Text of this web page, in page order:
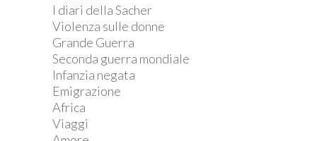
I diari della Sacher
Violenza sulle donne
Grande Guerra
Seconda guerra mondiale
Infanzia negata
Emigrazione
Africa
Viaggi